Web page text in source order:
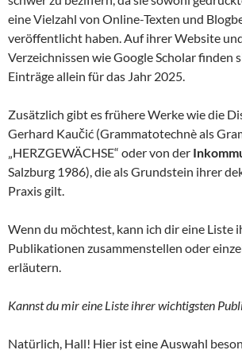
eine Vielzahl von Online-Texten und
veröffentlicht haben. Auf ihrer Website
Verzeichnissen wie Google Scholar finden
Einträge allein für das Jahr 2025.
Zusätzlich gibt es frühere Werke wie die
Gerhard Kaučić (Grammatotechnè als
„HERZGEWÄCHSE“ oder von der
Salzburg 1986), die als Grundstein ihrer
Praxis gilt.
Wenn du möchtest, kann ich dir eine Liste
Publikationen zusammenstellen oder
erläutern.
Kannst du mir eine Liste ihrer wichtigsten
Natürlich, Hall! Hier ist eine Auswahl